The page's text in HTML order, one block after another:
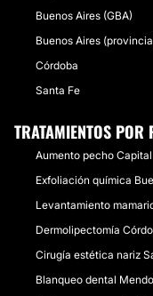
Buenos Aires (GBA)
Buenos Aires
Córdoba
Santa Fe
TRATAMIENTOS POR
Aumento pecho
Exfoliación química
Levantamiento
Dermolipectomía
Cirugía estética nariz
Blanqueo dental